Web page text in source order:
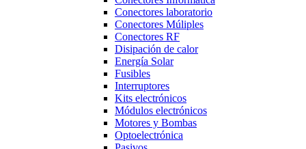
Conectores laboratorio
Conectores Múliples
Conectores RF
Disipación de calor
Energía Solar
Fusibles
Interruptores
Kits electrónicos
Módulos electrónicos
Motores y Bombas
Optoelectrónica